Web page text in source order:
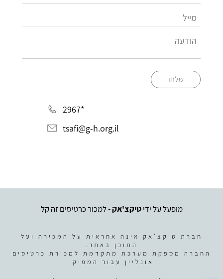
שלחו
*2967
tsafi@g-h.org.il
מופעל על ידיטיקצ'אק- למכור כרטיסים זה קל
חברת טיקצ'אק אינה אחראית על המכירה ועל
התוכן באתר.
החברה מספקת מערכת מתקדמת למכירת כרטיסים
אונליין עבור המפיק.